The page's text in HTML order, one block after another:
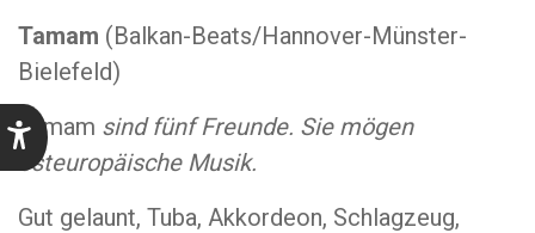
Tamam (Balkan-Beats/Hannover-Münster-
Bielefeld)
Tamam sind fünf Freunde. Sie mögen
osteuropäische Musik.
Gut gelaunt, Tuba, Akkordeon, Schlagzeug,